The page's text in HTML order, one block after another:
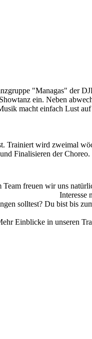
"Managas" der
ein. Neben
macht einfach Lust
Trainiert wird zweimal
Finalisieren der
Team freuen wir uns
Interesse
solltest? Du bist bis
Einblicke in unseren